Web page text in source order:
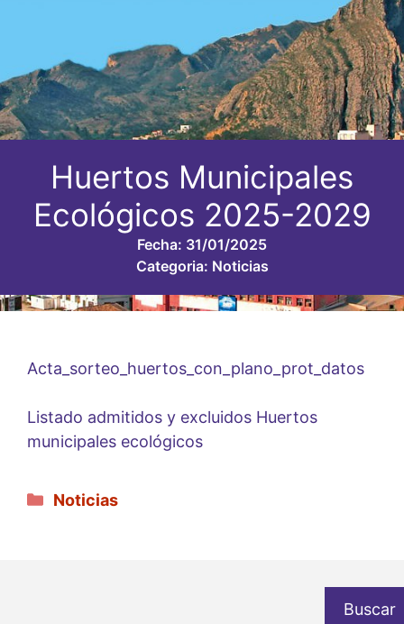
Huertos Municipales
Ecológicos 2025-2029
Fecha: 31/01/2025
Categoria: Noticias
Acta_sorteo_huertos_con_plano_prot_datos
Listado admitidos y excluidos Huertos
municipales ecológicos
Categorías
Noticias
Buscar